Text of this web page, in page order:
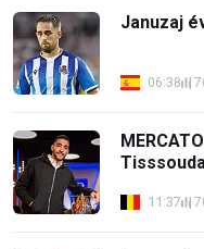
Januzaj
06:38
11:37